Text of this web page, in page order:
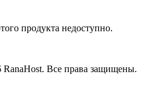
продукта недоступно.
RanaHost. Все права защищены.